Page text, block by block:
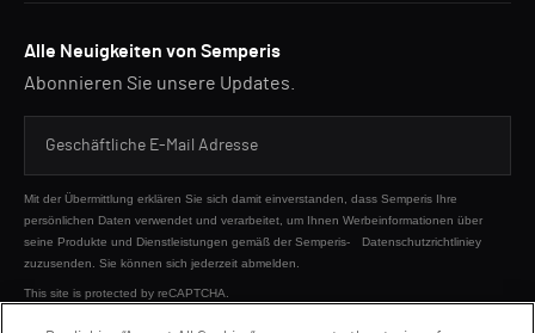
Alle Neuigkeiten von Semperis
Abonnieren Sie unsere Updates.
Mit der Übermittlung erklären Sie sich damit einverstanden, dass Semperis Ihre
persönlichen Daten verwendet und verarbeitet, um Ihnen Werbeinformationen über
seine Produkte und Dienstleistungen gemäß der Semperis-
Datenschutzrichtliniey
zuzusenden. Sie können sich jederzeit abmelden.
This site is protected by reCAPTCHA.